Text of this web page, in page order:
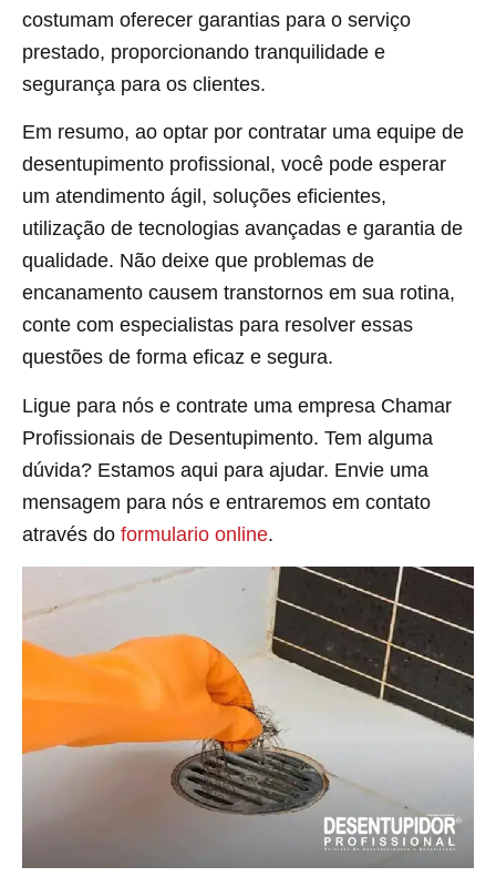
costumam oferecer garantias para o serviço
prestado, proporcionando tranquilidade e
segurança para os clientes.
Em resumo, ao optar por contratar uma equipe de
desentupimento profissional, você pode esperar
um atendimento ágil, soluções eficientes,
utilização de tecnologias avançadas e garantia de
qualidade. Não deixe que problemas de
encanamento causem transtornos em sua rotina,
conte com especialistas para resolver essas
questões de forma eficaz e segura.
Ligue para nós e contrate uma empresa Chamar
Profissionais de Desentupimento. Tem alguma
dúvida? Estamos aqui para ajudar. Envie uma
mensagem para nós e entraremos em contato
através do formulario online.